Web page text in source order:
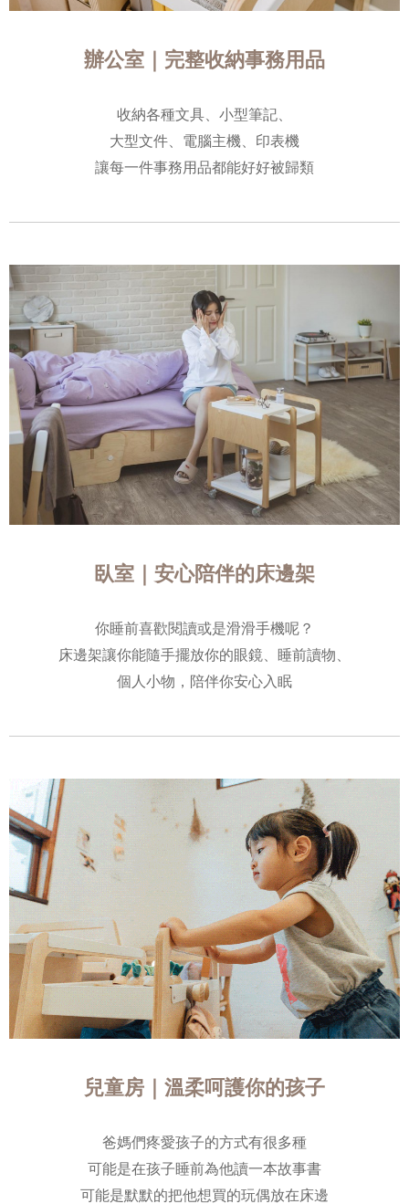
辦公室｜完整收納事務用品
收納各種文具、小型筆記、
大型文件、電腦主機、印表機
讓每一件事務用品都能好好被歸類
臥室｜安心陪伴的床邊架
你睡前喜歡閱讀或是滑滑手機呢？
床邊架讓你能隨手擺放你的眼鏡、睡前讀物、
個人小物，陪伴你安心入眠
兒童房｜溫柔呵護你的孩子
爸媽們疼愛孩子的方式有很多種
可能是在孩子睡前為他讀一本故事書
可能是默默的把他想買的玩偶放在床邊